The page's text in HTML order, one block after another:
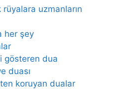
uzmanların
her şey
gösteren dua
duası
koruyan dualar